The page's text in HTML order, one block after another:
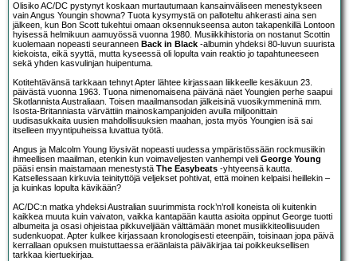
Olisiko AC/DC pystynyt koskaan murtautumaan kansainväliseen menestykseen
vain Angus Youngin showna? Tuota kysymystä on palloteltu ahkerasti aina sen
jälkeen, kun Bon Scott tukehtui omaan oksennukseensa auton takapenkillä Lontoon
hyisessä helmikuun aamuyössä vuonna 1980. Musiikkihistoria on nostanut Scottin
kuolemaan nopeasti seuranneen Back in Black -albumin yhdeksi 80-luvun suurista
kiekoista, eikä syyttä, mutta kyseessä oli lopulta vain reaktio jo tapahtuneeseen
sekä yhden kasvulinjan huipentuma.
Kotitehtävänsä tarkkaan tehnyt Apter lähtee kirjassaan liikkeelle kesäkuun 23.
päivästä vuonna 1963. Tuona nimenomaisena päivänä näet Youngien perhe saapui
Skotlannista Australiaan. Toisen maailmansodan jälkeisinä vuosikymmeninä mm.
Isosta-Britanniasta värvättiin mainoskampanjoiden avulla miljoonittain
uudisasukkaita uusien mahdollisuuksien maahan, josta myös Youngien isä sai
itselleen myyntipuheissa luvattua työtä.
Angus ja Malcolm Young löysivät nopeasti uudessa ympäristössään rockmusiikin
ihmeellisen maailman, etenkin kun voimaveljesten vanhempi veli George Young
pääsi ensin maistamaan menestystä The Easybeats -yhtyeensä kautta.
Katsellessaan kirkuvia teinityttöjä veljekset pohtivat, että moinen kelpaisi heillekin –
ja kuinkas lopulta kävikään?
AC/DC:n matka yhdeksi Australian suurimmista rock’n’roll koneista oli kuitenkin
kaikkea muuta kuin vaivaton, vaikka kantapään kautta asioita oppinut George tuotti
albumeita ja osasi ohjeistaa pikkuveljiään välttämään monet musiikkiteollisuuden
sudenkuopat. Apter kulkee kirjassaan kronologisesti eteenpäin, toisinaan jopa päivä
kerrallaan opuksen muistuttaessa eräänlaista päiväkirjaa tai poikkeuksellisen
tarkkaa kiertuekirjaa.